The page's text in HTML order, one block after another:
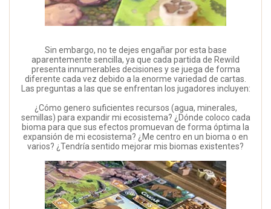
Sin embargo, no te dejes engañar por esta base
aparentemente sencilla, ya que cada partida de Rewild
presenta innumerables decisiones y se juega de forma
diferente cada vez debido a la enorme variedad de cartas.
Las preguntas a las que se enfrentan los jugadores incluyen:
¿Cómo genero suficientes recursos (agua, minerales,
semillas) para expandir mi ecosistema? ¿Dónde coloco cada
bioma para que sus efectos promuevan de forma óptima la
expansión de mi ecosistema? ¿Me centro en un bioma o en
varios? ¿Tendría sentido mejorar mis biomas existentes?